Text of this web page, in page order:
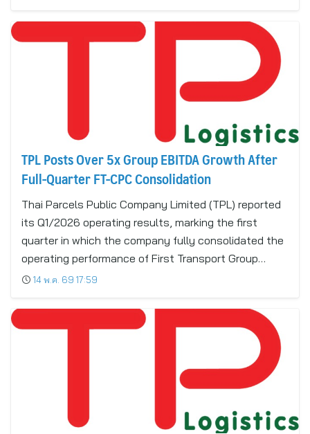
TPL Posts Over 5x Group EBITDA Growth After
Full-Quarter FT-CPC Consolidation
Thai Parcels Public Company Limited (TPL) reported
its Q1/2026 operating results, marking the first
quarter in which the company fully consolidated the
operating performance of First Transport Group…
14 พ.ค. 69 17:59